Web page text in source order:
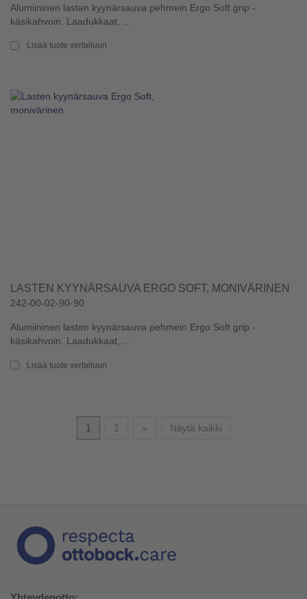
Alumiininen lasten kyynärsauva pehmein Ergo Soft grip -
käsikahvoin. Laadukkaat, ...
Lisää tuote vertailuun
LASTEN KYYNÄRSAUVA ERGO SOFT, MONIVÄRINEN
242-00-02-90-90
Alumiininen lasten kyynärsauva pehmein Ergo Soft grip -
käsikahvoin. Laadukkaat, ...
Lisää tuote vertailuun
1 2 »SeuraavaNäytä kaikki